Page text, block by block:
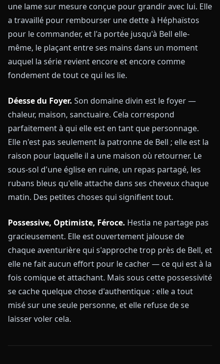
une lame sur mesure conçue pour grandir avec lui. Elle
a travaillé pour rembourser une dette à Héphaïstos
pour le commander, et l'a portée jusqu'à Bell elle-
même, le plaçant entre ses mains dans un moment
auquel la série revient encore et encore comme
fondement de tout ce qui les lie.
Déesse du Foyer. Son domaine divin est le foyer —
chaleur, maison, sanctuaire. Cela correspond
parfaitement à qui elle est en tant que personnage.
Elle n'est pas seulement la patronne de Bell ; elle est la
raison pour laquelle il a une maison où retourner. Le
sous-sol d'une église en ruine, un repas partagé, les
rubans bleus qu'elle attache dans ses cheveux chaque
matin. Des petites choses qui signifient tout.
Possessive, Optimiste, Féroce. Hestia ne partage pas
gracieusement. Elle est ouvertement jalouse de
chaque aventurière qui s'approche trop près de Bell, et
elle ne fait aucun effort pour le cacher — ce qui est à la
fois comique et attachant. Mais sous cette possessivité
se cache quelque chose d'authentique : elle a tout
misé sur une seule personne, et elle refuse de se
laisser voler cela.